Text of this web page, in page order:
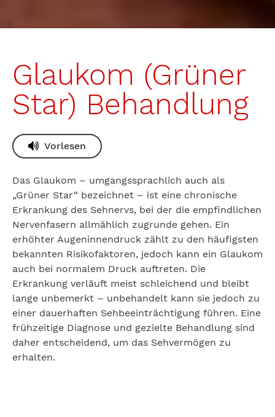
Glaukom (Grüner
Star) Behandlung
Vorlesen
Das Glaukom – umgangssprachlich auch als
„Grüner Star“ bezeichnet – ist eine chronische
Erkrankung des Sehnervs, bei der die empfindlichen
Nervenfasern allmählich zugrunde gehen. Ein
erhöhter Augeninnendruck zählt zu den häufigsten
bekannten Risikofaktoren, jedoch kann ein Glaukom
auch bei normalem Druck auftreten. Die
Erkrankung verläuft meist schleichend und bleibt
lange unbemerkt – unbehandelt kann sie jedoch zu
einer dauerhaften Sehbeeinträchtigung führen. Eine
frühzeitige Diagnose und gezielte Behandlung sind
daher entscheidend, um das Sehvermögen zu
erhalten.